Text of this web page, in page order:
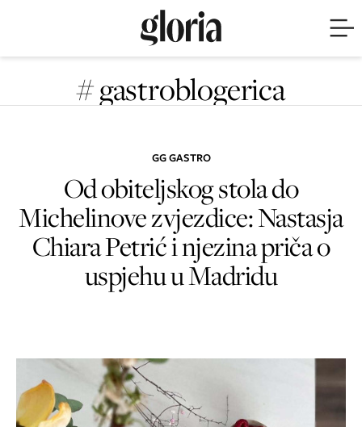
# gastroblogerica
GG GASTRO
Od obiteljskog stola do
Michelinove zvjezdice: Nastasja
Chiara Petrić i njezina priča o
uspjehu u Madridu